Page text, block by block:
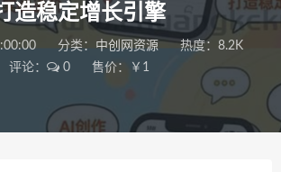
造稳定增长引擎
分类： 中创网资源
热度：8.2K
评论：
0 售价：￥1